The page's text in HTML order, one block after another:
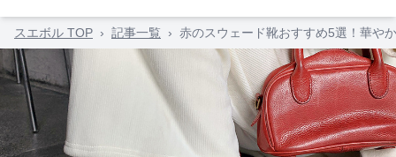
スエボル TOP › 記事一覧 › 赤のスウェード靴おすすめ5選！華や